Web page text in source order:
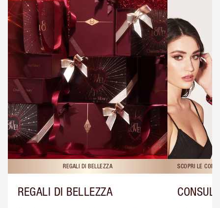
REGALI DI BELLEZZA
REGALI DI BELLEZZA
SCOPRI LE